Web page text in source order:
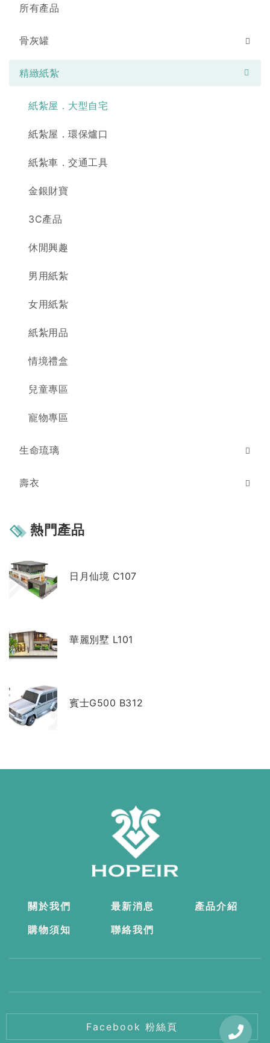
所有產品
骨灰罐
精緻紙紮
紙紮屋．大型自宅
紙紮屋．環保爐口
紙紮車．交通工具
金銀財寶
3C產品
休閒興趣
男用紙紮
女用紙紮
紙紮用品
情境禮盒
兒童專區
寵物專區
生命琉璃
壽衣
熱門產品
日月仙境 C107
華麗別墅 L101
賓士G500 B312
關於我們 最新消息
產品介紹
購物須知
聯絡我們
Facebook 粉絲頁